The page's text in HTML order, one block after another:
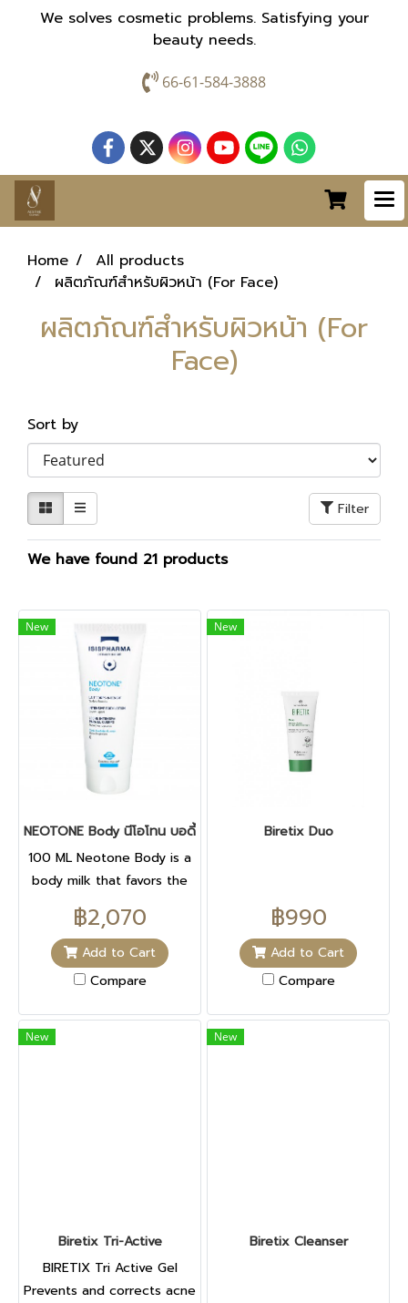
We solves cosmetic problems. Satisfying your
beauty needs.
66-61-584-3888
Home
All products
ผลิตภัณฑ์สำหรับผิวหน้า (For Face)
ผลิตภัณฑ์สำหรับผิวหน้า (For
Face)
Sort by
Filter
We have found 21 products
New
NEOTONE Body นีโอโทน บอดี้ 100 ML
100 ML Neotone Body is a
body milk that favors the
elimination of dark spots. It
addresses all the
development stages of
dark spots (before, during
appearance) while making
the skin more supple and
The milk can also be used
on your stomach after
pregnancy to get rid of
฿2,070
Add to Cart
Compare
New
Biretix Duo
฿990
Add to Cart
Compare
New
Biretix Tri-Active
BIRETIX Tri Active Gel
Prevents and corrects acne
New
Biretix Cleanser